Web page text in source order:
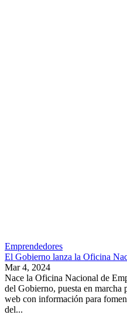
Emprendedores
El Gobierno lanza la Oficina
Mar 4, 2024
Nace la Oficina Nacional de
del Gobierno, puesta en marcha
web con información para
del...